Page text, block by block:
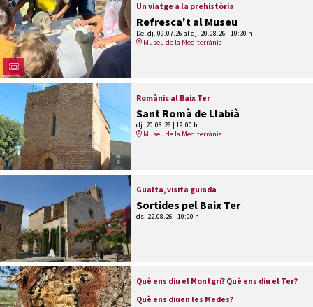
Un viatge a la prehistòria
Refresca't al Museu
Del dj. 09.07.26 al dj. 20.08.26 | 10:30 h
Museu de la Mediterrània
Romànic al Baix Ter
Sant Romà de Llabià
dj. 20.08.26 | 19:00 h
Museu de la Mediterrània
Gualta, visita guiada
Sortides pel Baix Ter
ds. 22.08.26 10:00 h
Què ens diu el Montgrí? Què ens diu el Ter?
Què ens diuen les Medes?